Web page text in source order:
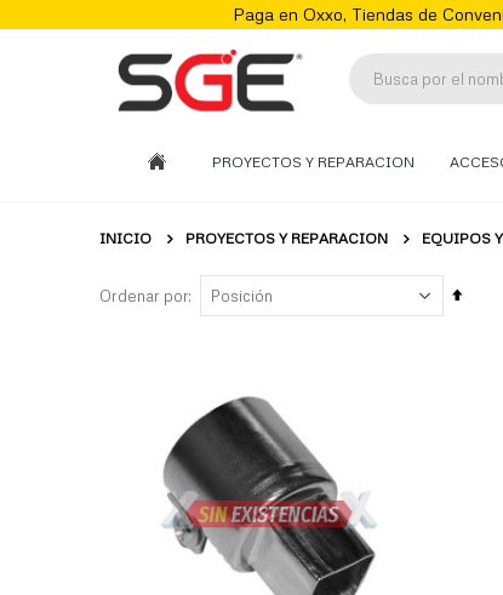
Paga en Oxxo, Tiendas de
PROYECTOS Y REPARACION
INICIO PROYECTOS Y REPARACION EQUIPOS
Ordenar por
Fijar